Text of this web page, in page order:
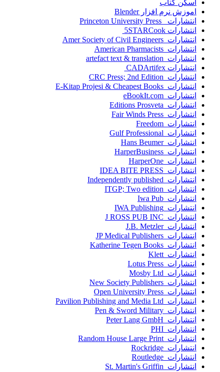
اسکن کتاب
اموزش نرم افزار Blender
انتشارات Princeton University Press
انتشارات ‎ 5STARCook
انتشارات Amer Society of Civil Engineers
انتشارات American Pharmacists
انتشارات artefact text & translation
انتشارات ‎ CADArtifex
انتشارات CRC Press; 2nd Edition
انتشارات E-Kitap Projesi & Cheapest Books
انتشارات eBookIt.com
انتشارات Editions Prosveta
انتشارات Fair Winds Press
انتشارات Freedom
انتشارات Gulf Professional
انتشارات Hans Beumer
انتشارات HarperBusiness
انتشارات HarperOne
انتشارات IDEA BITE PRESS
انتشارات Independently published
انتشارات ITGP; Two edition
انتشارات Iwa Pub
انتشارات IWA Publishing
انتشارات J ROSS PUB INC
انتشارات J.B. Metzler
انتشارات JP Medical Publishers
انتشارات Katherine Tegen Books
انتشارات Klett
انتشارات Lotus Press
انتشارات Mosby Ltd
انتشارات New Society Publishers
انتشارات Open University Press
انتشارات Pavilion Publishing and Media Ltd
انتشارات Pen & Sword Military
انتشارات Peter Lang GmbH
انتشارات PHI
انتشارات Random House Large Print
انتشارات Rockridge
انتشارات Routledge
انتشارات St. Martin's Griffin